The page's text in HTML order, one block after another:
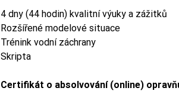
4 dny (44 hodin) kvalitní výuky a zážitků
Rozšířené modelové situace
Trénink vodní záchrany
Skripta
Certifikát o absolvování (online)